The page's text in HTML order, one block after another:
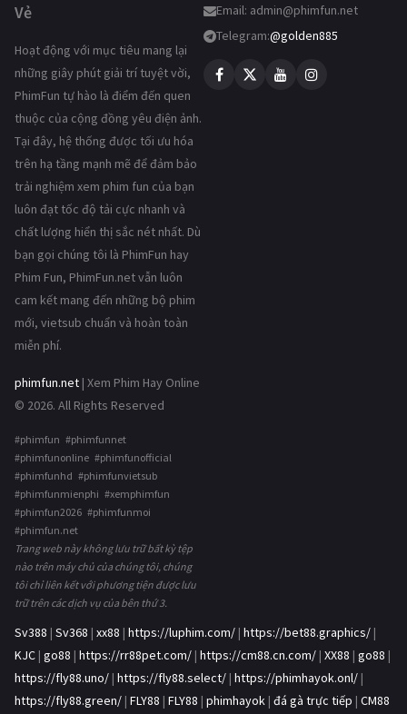
Vẻ
Hoạt động với mục tiêu mang lại
những giây phút giải trí tuyệt vời,
PhimFun tự hào là điểm đến quen
thuộc của cộng đồng yêu điện ảnh.
Tại đây, hệ thống được tối ưu hóa
trên hạ tầng mạnh mẽ để đảm bảo
trải nghiệm xem phim fun của bạn
luôn đạt tốc độ tải cực nhanh và
chất lượng hiển thị sắc nét nhất. Dù
bạn gọi chúng tôi là PhimFun hay
Phim Fun, PhimFun.net vẫn luôn
cam kết mang đến những bộ phim
mới, vietsub chuẩn và hoàn toàn
miễn phí.
phimfun.net | Xem Phim Hay Online
© 2026. All Rights Reserved
#phimfun #phimfunnet
#phimfunonline #phimfunofficial
#phimfunhd #phimfunvietsub
#phimfunmienphi #xemphimfun
#phimfun2026 #phimfunmoi
#phimfun.net
Trang web này không lưu trữ bất kỳ tệp
nào trên máy chủ của chúng tôi, chúng
tôi chỉ liên kết với phương tiện được lưu
trữ trên các dịch vụ của bên thứ 3.
Email: admin@phimfun.net
Telegram:@golden885
Sv388 | Sv368 | xx88 | https://luphim.com/ | https://bet88.graphics/ |
KJC | go88 | https://rr88pet.com/ | https://cm88.cn.com/ | XX88 | go88 |
https://fly88.uno/ | https://fly88.select/ | https://phimhayok.onl/ |
https://fly88.green/ | FLY88 | FLY88 | phimhayok | đá gà trực tiếp | CM88